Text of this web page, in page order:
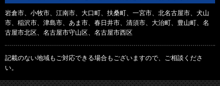
岩倉市、小牧市、江南市、大口町、扶桑町、一宮市、北名古屋市、犬山
市、稲沢市、津島市、あま市、春日井市、清須市、大治町、豊山町、名
古屋市北区、名古屋市守山区、名古屋市西区
記載のない地域もご対応できる場合もございますので、ご相談くださ
い。